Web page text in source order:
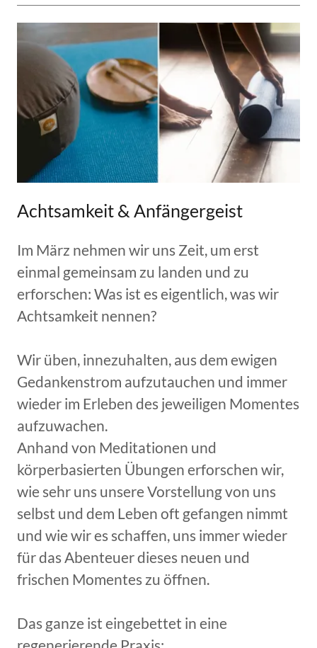
Achtsamkeit & Anfängergeist
Im März nehmen wir uns Zeit, um erst
einmal gemeinsam zu landen und zu
erforschen: Was ist es eigentlich, was wir
Achtsamkeit nennen?
Wir üben, innezuhalten, aus dem ewigen
Gedankenstrom aufzutauchen und immer
wieder im Erleben des jeweiligen Momentes
aufzuwachen.
Anhand von Meditationen und
körperbasierten Übungen erforschen wir,
wie sehr uns unsere Vorstellung von uns
selbst und dem Leben oft gefangen nimmt
und wie wir es schaffen, uns immer wieder
für das Abenteuer dieses neuen und
frischen Momentes zu öffnen.
Das ganze ist eingebettet in eine